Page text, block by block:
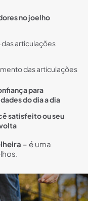
no joelho
articulações
das articulações
para
do dia a dia
satisfeito ou seu
– é uma